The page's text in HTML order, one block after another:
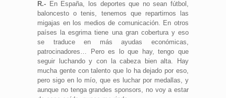
R.- En España, los deportes que no sean fútbol,
baloncesto o tenis, tenemos que repartirnos las
migajas en los medios de comunicación. En otros
países la esgrima tiene una gran cobertura y eso
se traduce en más ayudas económicas,
patrocinadores… Pero es lo que hay, tengo que
seguir luchando y con la cabeza bien alta. Hay
mucha gente con talento que lo ha dejado por eso,
pero sigo en lo mío, que es luchar por medallas, y
aunque no tenga grandes sponsors, no voy a estar